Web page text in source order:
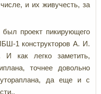
и их живучесть, за
проект пикирующего
1 конструкторов А. И.
как легко заметить,
точнее довольно
да еще и с